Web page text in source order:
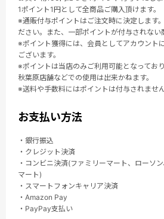
1ポイント1円として全商品ご購入頂けます。
※通販付与ポイントはご注文時に決定します
ださい。また、一部ポイントが付与されない
※ポイント獲得には、会員としてアカウント
ございます。
※ポイントは当店のみご利用可能となってお
秋葉原店舗などでの使用は出来かねます。
※送料や手数料にはポイントは付与されません
お支払い方法
・銀行振込
・クレジット決済
・コンビニ決済(ファミリーマート、ローソ
マート)
・スマートフォンキャリア決済
・Amazon Pay
・PayPay支払い